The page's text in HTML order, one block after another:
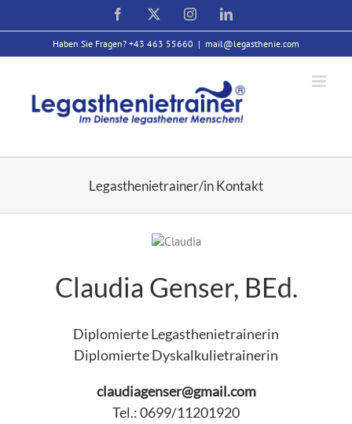
Facebook InstagramLinkedIn
Haben Sie Fragen? +43 463 55660 | mail@legasthenie.com
Legasthenietrainer/in Kontakt
Claudia Genser, BEd.
Diplomierte Legasthenietrainerin
Diplomierte Dyskalkulietrainerin
claudiagenser@gmail.com
Tel.: 0699/11201920